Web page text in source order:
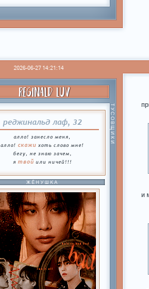
2026-06-27 14:21:14
REGINALD LUV
реджинальд лаф, 32
алло! занесло меня,
алло!скажи хоть слово мне!
бегу, не знаю зачем,
я твой или ничей!!!
ТУСОВЩИКИ
ЖЁНУШКА
и